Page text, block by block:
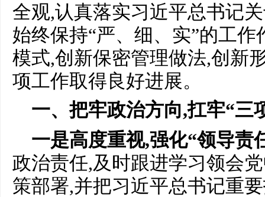
全观,认真落实习近平总书记
始终保持“严、细、实”的工
模式,创新保密管理做法,创新
项工作取得良好进展。
一、把牢政治方向,扛牢“三
一是高度重视,强化“领导责
政治责任,及时跟进学习领会
策部署,并把习近平总书记重